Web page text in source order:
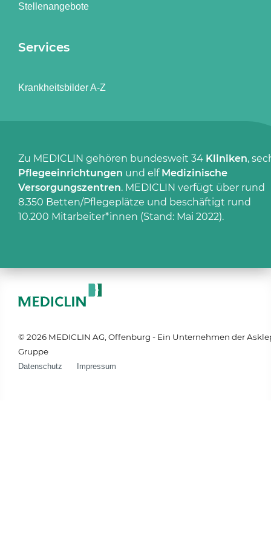
Stellenangebote
Services
Krankheitsbilder A-Z
Zu MEDICLIN gehören bundesweit 34 Kliniken,
Pflegeeinrichtungen und elf Medizinische
Versorgungszentren. MEDICLIN verfügt über rund
8.350 Betten/Pflegeplätze und beschäftigt rund
10.200 Mitarbeiter*innen (Stand: Mai 2022).
© 2026 MEDICLIN AG, Offenburg - Ein Unternehmen der
Gruppe
Datenschutz Impressum